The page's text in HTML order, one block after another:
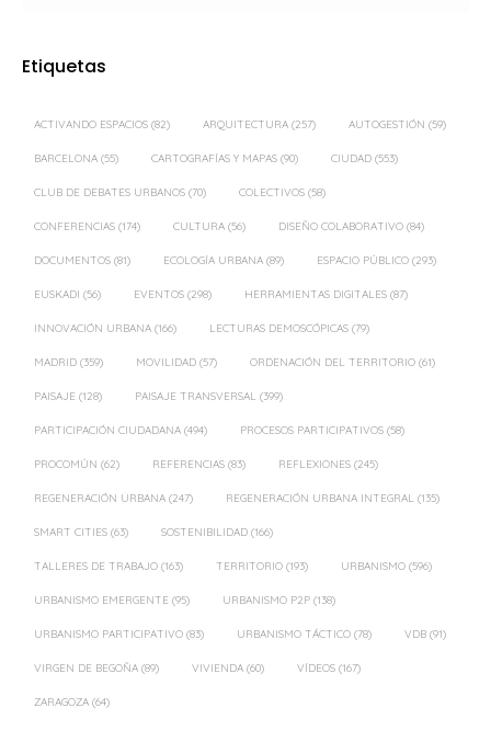
Etiquetas
ACTIVANDO ESPACIOS (82) ARQUITECTURA (257) AUTOGESTIÓN (59)
BARCELONA (55) CARTOGRAFÍAS Y MAPAS (90) CIUDAD (553)
CLUB DE DEBATES URBANOS (70) COLECTIVOS (58)
CONFERENCIAS (174) CULTURA (56) DISEÑO COLABORATIVO (84)
DOCUMENTOS (81) ECOLOGÍA URBANA (89) ESPACIO PÚBLICO (293)
EUSKADI (56) EVENTOS (298) HERRAMIENTAS DIGITALES (87)
INNOVACIÓN URBANA (166) LECTURAS DEMOSCÓPICAS (79)
MADRID (359) MOVILIDAD (57) ORDENACIÓN DEL TERRITORIO (61)
PAISAJE (128) PAISAJE TRANSVERSAL (399)
PARTICIPACIÓN CIUDADANA (494) PROCESOS PARTICIPATIVOS (58)
PROCOMÚN (62) REFERENCIAS (83) REFLEXIONES (245)
REGENERACIÓN URBANA (247) REGENERACIÓN URBANA INTEGRAL (135)
SMART CITIES (63) SOSTENIBILIDAD (166)
TALLERES DE TRABAJO (163) TERRITORIO (193) URBANISMO (596)
URBANISMO EMERGENTE (95) URBANISMO P2P (138)
URBANISMO PARTICIPATIVO (83) URBANISMO TÁCTICO (78) VDB (91)
VIRGEN DE BEGOÑA (89) VIVIENDA (60) VÍDEOS (167)
ZARAGOZA (64)